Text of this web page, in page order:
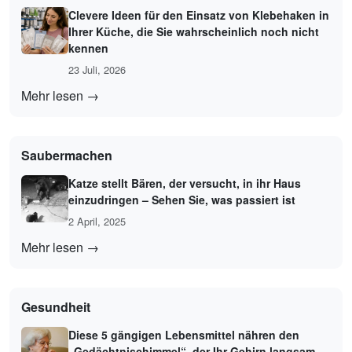
Clevere Ideen für den Einsatz von Klebehaken in
Ihrer Küche, die Sie wahrscheinlich noch nicht
kennen
23 Juli, 2026
Mehr lesen →
Saubermachen
Katze stellt Bären, der versucht, in ihr Haus
einzudringen – Sehen Sie, was passiert ist
2 April, 2025
Mehr lesen →
Gesundheit
Diese 5 gängigen Lebensmittel nähren den